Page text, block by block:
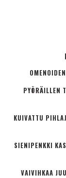
PYÖRÄILLEN
KUIVATTU
SIENIPENKKI
VAIVIHKAA